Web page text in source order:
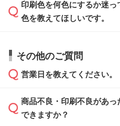
ムへ添付いただくか、担
でお送りください。
い合わせください。
なお、印刷用データの作
データ作成でお困りの際
サポートいたしますので
から添付してお送りくださ
しい
解像度の低い画像や、手
などを、印刷に適したベ
印刷色を何色にするか迷
色を教えてほしいです。
お見積・ご注文・
相談いただきますと、担
ご希望や商品の本体色を
本体色がブラック、ネイ
白色か淡い色の印刷色を
その他のご質問
営業日を教えてください。
営業日は平日の10:00～
休みとなります。注文・
商品不良・印刷不良があ
できますか？